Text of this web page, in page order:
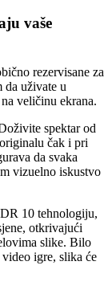
vaše
rezervisane za
da uživate u
veličinu ekrana.
spektar od
čak i pri
da svaka
vizuelno iskustvo
10 tehnologiju,
otkrivajući
slike. Bilo
igre, slika će